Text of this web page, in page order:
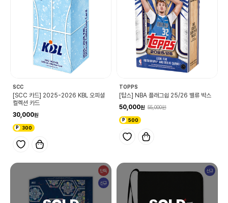
SCC
[SCC 카드] 2025-2026 KBL 오피셜
컬렉션 카드
30,000
300
TOPPS
[탑스] NBA 플래그쉽 25/26 밸류 박스
50,000
55,000
500
단독
신규
신규